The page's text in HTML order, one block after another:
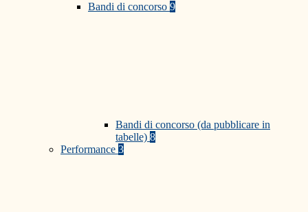
Bandi di concorso 9
Bandi di concorso (da pubblicare in
tabelle) 8
Performance 3